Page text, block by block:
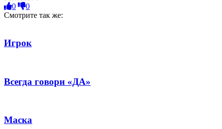
0
0
Смотрите так же:
Игрок
Всегда говори «ДА»
Маска